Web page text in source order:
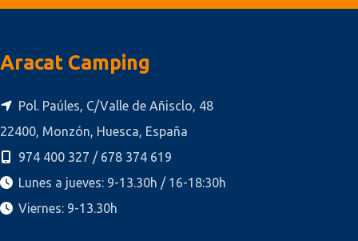
Aracat Camping
Pol. Paúles, C/Valle de Añisclo, 48
22400, Monzón, Huesca, España
974 400 327 / 678 374 619
Lunes a jueves: 9-13.30h / 16-18:30h
Viernes: 9-13.30h